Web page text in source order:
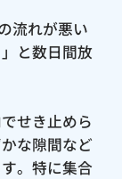
流れが悪い
と数日間放
せき止めら
な隙間など
。特に集合